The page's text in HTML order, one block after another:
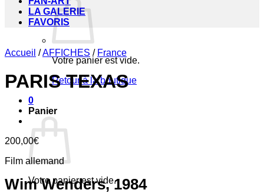
Votre panier est vide.
Retour à la boutique
0
Panier
Votre panier est vide.
LA GALERIE
FAVORIS
Accueil /AFFICHES / France
PARIS TEXAS
200,00€
Film allemand
Wim Wenders, 1984